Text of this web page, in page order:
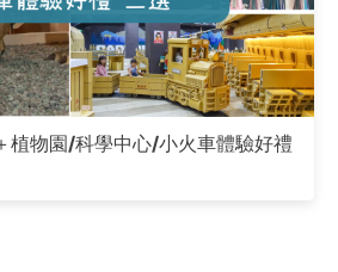
植物園/科學中心/小火車體驗好禮